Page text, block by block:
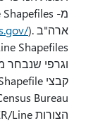
ארה"ב Census Bureau ().
הצורות TIGER/Line, עבור